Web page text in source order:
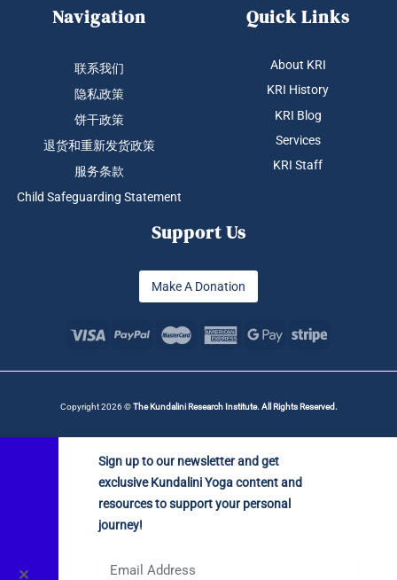
Navigation
联系我们
隐私政策
饼干政策
退货和重新发货政策
服务条款
Child Safeguarding Statement
Quick Links
About KRI
KRI History
KRI Blog
Services
KRI Staff
Support Us
Make A Donation
Copyright 2026 ©The Kundalini Research Institute. All Rights Reserved.
✕
Sign up to our newsletter and get
exclusive Kundalini Yoga content and
resources to support your personal
journey!